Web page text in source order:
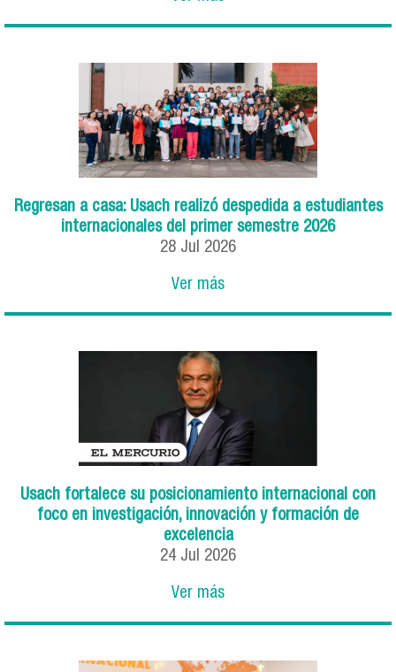
Regresan a casa: Usach realizó despedida a estudiantes
internacionales del primer semestre 2026
28 Jul 2026
Ver más
Usach fortalece su posicionamiento internacional con
foco en investigación, innovación y formación de
excelencia
24 Jul 2026
Ver más